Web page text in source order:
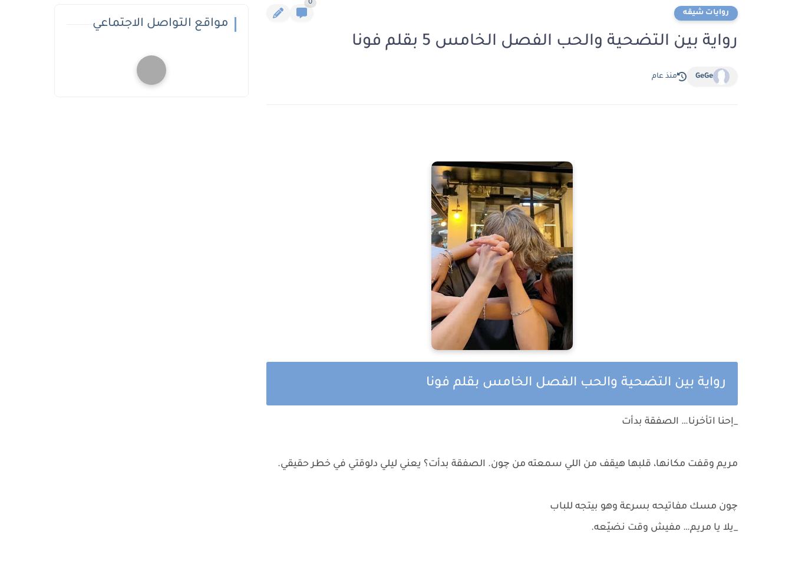
روايات شيقه
0
رواية بين التضحية والحب الفصل الخامس 5 بقلم فونا
GeGe منذ عام
رواية بين التضحية والحب الفصل الخامس بقلم فونا
_إحنا اتأخرنا… الصفقة بدأت
مريم وقفت مكانها، قلبها هيقف من اللي سمعته من چون. الصفقة بدأت؟ يعني ليلي دلوقتي في خطر حقيقي.
چون مسك مفاتيحه بسرعة وهو بيتجه للباب
_يلا يا مريم… مفيش وقت نضيّعه.
مواقع التواصل الاجتماعي